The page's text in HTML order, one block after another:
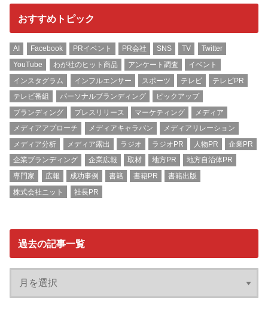
おすすめトピック
AI Facebook PRイベント PR会社 SNS TV
Twitter
YouTube
わが社のヒット商品 アンケート調査
イベント
インスタグラム
インフルエンサー スポーツ テレビ
テレビPR
テレビ番組
パーソナルブランディング
ピックアップ
ブランディング
プレスリリース マーケティング
メディア
メディアアプローチ
メディアキャラバン
メディアリレーション
メディア分析
メディア露出 ラジオ ラジオPR 人物PR
企業PR
企業ブランディング
企業広報 取材 地方PR
地方自治体PR
専門家
広報 成功事例 書籍 書籍PR
書籍出版
株式会社ニット
社長PR
過去の記事一覧